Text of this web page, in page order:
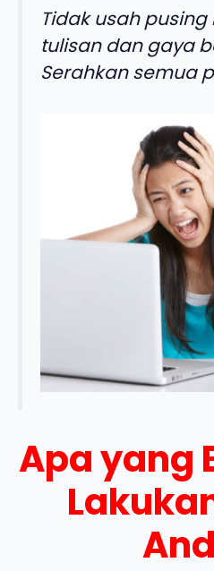
Tidak usah
tulisan dan gaya
Serahkan semua
Apa yang